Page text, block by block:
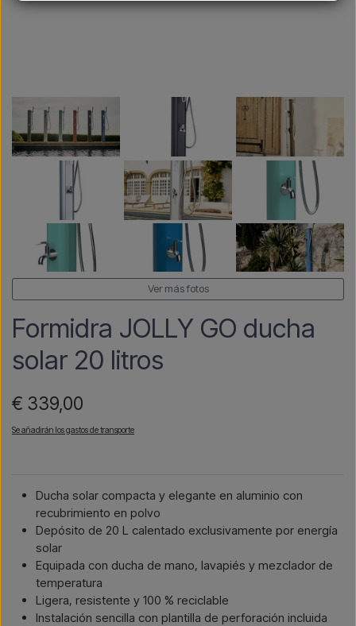
Ver más fotos
Formidra JOLLY GO ducha
solar 20 litros
€ 339,00
Se añadirán los gastos de transporte
Ducha solar compacta y elegante en aluminio con
recubrimiento en polvo
Depósito de 20 L calentado exclusivamente por energía
solar
Equipada con ducha de mano, lavapiés y mezclador de
temperatura
Ligera, resistente y 100 % reciclable
Instalación sencilla con plantilla de perforación incluida